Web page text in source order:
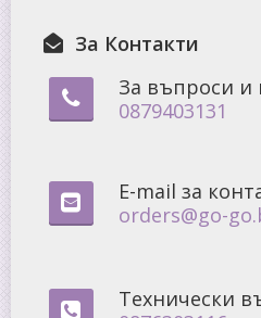
За Контакти
За въпроси и
0879403131
E-mail за
orders@go-
Технически